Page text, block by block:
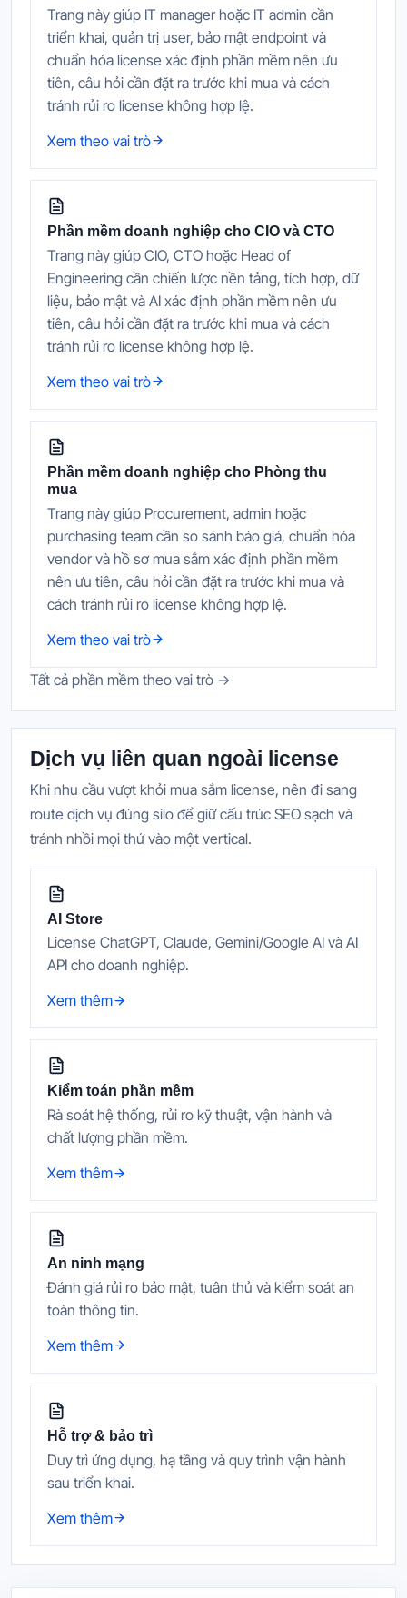
Trang này giúp IT manager hoặc IT admin cần
triển khai, quản trị user, bảo mật endpoint và
chuẩn hóa license xác định phần mềm nên ưu
tiên, câu hỏi cần đặt ra trước khi mua và cách
tránh rủi ro license không hợp lệ.
Xem theo vai trò
Phần mềm doanh nghiệp cho CIO và CTO
Trang này giúp CIO, CTO hoặc Head of
Engineering cần chiến lược nền tảng, tích hợp, dữ
liệu, bảo mật và AI xác định phần mềm nên ưu
tiên, câu hỏi cần đặt ra trước khi mua và cách
tránh rủi ro license không hợp lệ.
Xem theo vai trò
Phần mềm doanh nghiệp cho Phòng thu
mua
Trang này giúp Procurement, admin hoặc
purchasing team cần so sánh báo giá, chuẩn hóa
vendor và hồ sơ mua sắm xác định phần mềm
nên ưu tiên, câu hỏi cần đặt ra trước khi mua và
cách tránh rủi ro license không hợp lệ.
Xem theo vai trò
Tất cả phần mềm theo vai trò →
Dịch vụ liên quan ngoài license
Khi nhu cầu vượt khỏi mua sắm license, nên đi sang
route dịch vụ đúng silo để giữ cấu trúc SEO sạch và
tránh nhồi mọi thứ vào một vertical.
AI Store
License ChatGPT, Claude, Gemini/Google AI và AI
API cho doanh nghiệp.
Xem thêm
Kiểm toán phần mềm
Rà soát hệ thống, rủi ro kỹ thuật, vận hành và
chất lượng phần mềm.
Xem thêm
An ninh mạng
Đánh giá rủi ro bảo mật, tuân thủ và kiểm soát an
toàn thông tin.
Xem thêm
Hỗ trợ & bảo trì
Duy trì ứng dụng, hạ tầng và quy trình vận hành
sau triển khai.
Xem thêm